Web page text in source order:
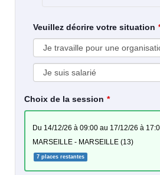
Veuillez décrire votre situation
Choix de la session
du 14/12/26 à 09:00 au 17/12/26 à 17:00 - MPRC – AD –
MARSEILLE - MARSEILLE (13)
7 places restantes